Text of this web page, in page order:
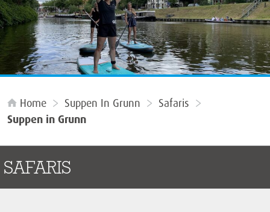
Home Suppen In Grunn
Safaris
Suppen in Grunn
SAFARIS